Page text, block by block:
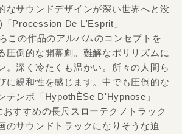
なサウンドデザインが深い世界へと没
Procession De L'Esprit」
この作品のアルバムのコンセプトを
圧倒的な開幕劇。難解なポリリズムに
。深く冷たくも温かい。所々の人間ら
に親和性を感じます。中でも圧倒的な
テンポ「HypothÈSe D'Hypnose」
おすすめの長尺スローテクノトラック
のサウンドトラックになりそうな迫